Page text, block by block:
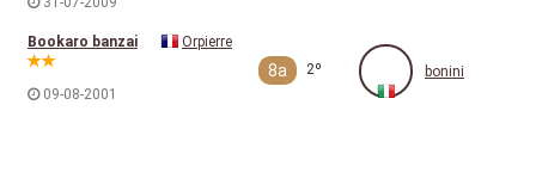
Bookaro banzai
09-08-2001
Orpierre
8a 2º bonini